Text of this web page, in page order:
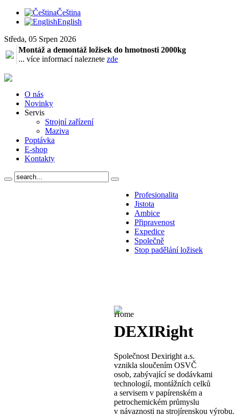
Čeština
English
Středa, 05 Srpen 2026
Montáž a demontáž ložisek do hmotnosti 2000kg
... více informací naleznete zde
O nás
Novinky
Servis
Strojní zařízení
Maziva
Poptávka
E-shop
Kontakty
Profesionalita
Jistota
Ambice
Připravenost
Expedice
Společně
Stop padělání ložisek
Home
DEXIRight
Společnost Dexiright a.s.
vznikla sloučením OSVČ
osob, zabývající se dodávkami
technologií, montážních celků
a servisem v papírenském a
petrochemickém průmyslu
v návaznosti na strojírenskou výrobu.